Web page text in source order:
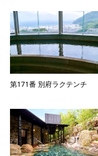
第171番 別府ラクテンチ